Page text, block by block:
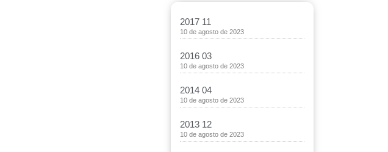
2017 11
10 de agosto de 2023
2016 03
10 de agosto de 2023
2014 04
10 de agosto de 2023
2013 12
10 de agosto de 2023